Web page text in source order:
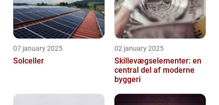
07 january 2025
Solceller
02 january 2025
Skillevægselementer: en
central del af moderne
byggeri